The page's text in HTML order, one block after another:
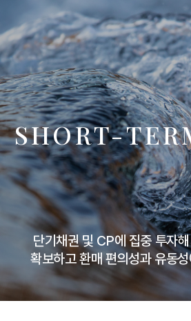
SHORT-
단기채권 및 CP에 집중 투자
확보하고 환매 편의성과 유동